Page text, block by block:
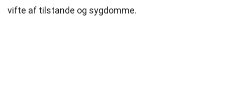
vifte af tilstande og sygdomme.